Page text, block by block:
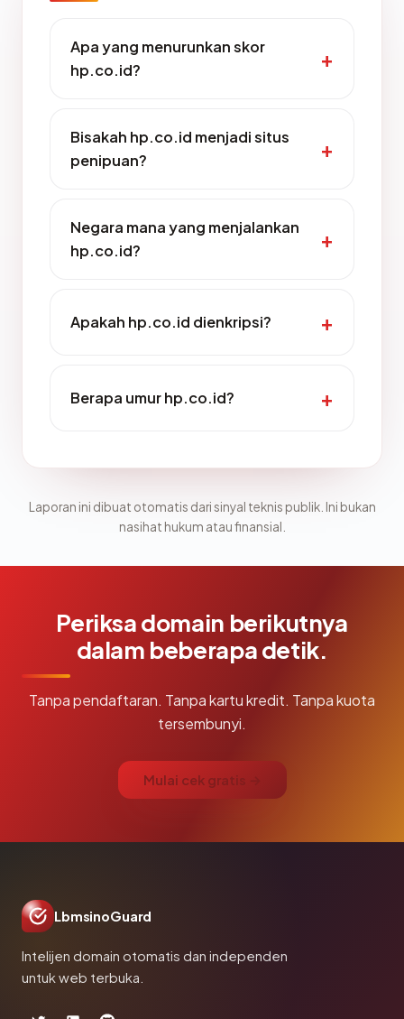
Apa yang menurunkan skor
hp.co.id?
Bisakah hp.co.id menjadi situs
penipuan?
Negara mana yang menjalankan
hp.co.id?
Apakah hp.co.id dienkripsi?
Berapa umur hp.co.id?
Laporan ini dibuat otomatis dari sinyal teknis publik. Ini bukan
nasihat hukum atau finansial.
Periksa domain berikutnya
dalam beberapa detik.
Tanpa pendaftaran. Tanpa kartu kredit. Tanpa kuota
tersembunyi.
Mulai cek gratis →
LbmsinoGuard
Intelijen domain otomatis dan independen
untuk web terbuka.